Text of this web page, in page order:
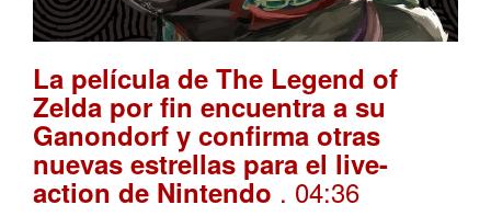
La película de The Legend of
Zelda por fin encuentra a su
Ganondorf y confirma otras
nuevas estrellas para el live-
action de Nintendo . 04:36